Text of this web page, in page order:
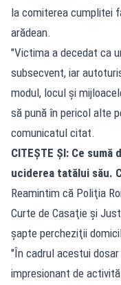
la comiterea cumplitei
arădean.
"Victima a decedat ca
subsecvent, iar
modul, locul și
să pună în pericol alte
comunicatul citat.
CITEȘTE ȘI: Ce sumă
uciderea tatălui său.
Reamintim că Poliţia
Curte de Casaţie şi
şapte percheziţii
"În cadrul acestui
impresionant de